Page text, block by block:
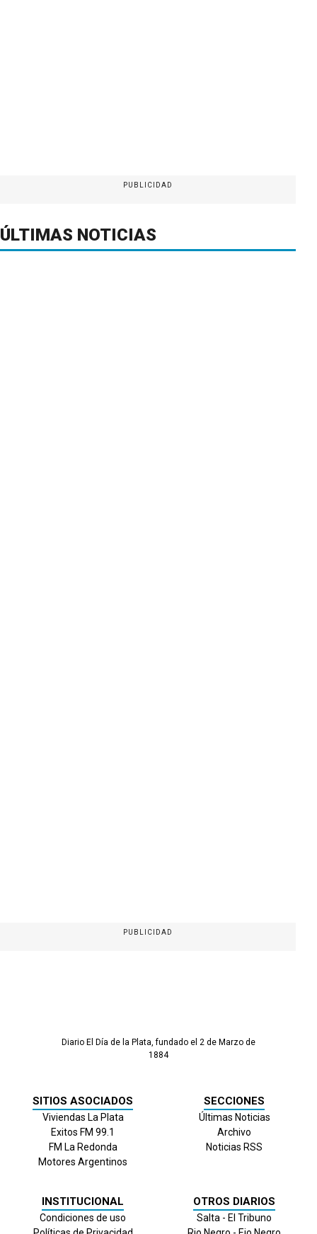
PUBLICIDAD
ÚLTIMAS NOTICIAS
PUBLICIDAD
Diario El Día de la Plata, fundado el 2 de Marzo de
1884
SITIOS ASOCIADOS
Viviendas La Plata
Exitos FM 99.1
FM La Redonda
Motores Argentinos
SECCIONES
Últimas Noticias
Archivo
Noticias RSS
INSTITUCIONAL
Condiciones de uso
OTROS DIARIOS
Salta - El Tribuno